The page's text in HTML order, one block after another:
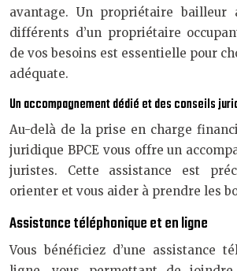
avantage. Un propriétaire bailleur
différents d’un propriétaire
de vos besoins est essentielle pour
adéquate.
Un accompagnement dédié et des conseils
Au-delà de la prise en charge
juridique BPCE vous offre un
juristes. Cette assistance est
orienter et vous aider à prendre les
Assistance téléphonique et en ligne
Vous bénéficiez d’une assistance